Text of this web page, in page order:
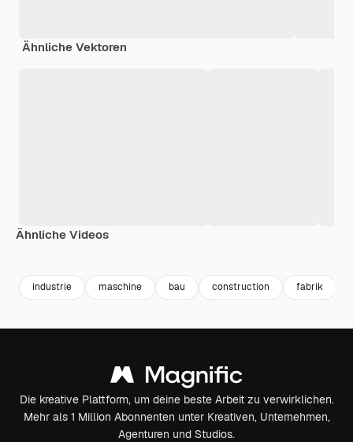
Ähnliche Vektoren
Ähnliche Videos
industrie maschine bau construction fabrik
Die kreative Plattform, um deine beste Arbeit zu verwirklichen.
Mehr als 1 Million Abonnenten unter Kreativen, Unternehmen,
Agenturen und Studios.